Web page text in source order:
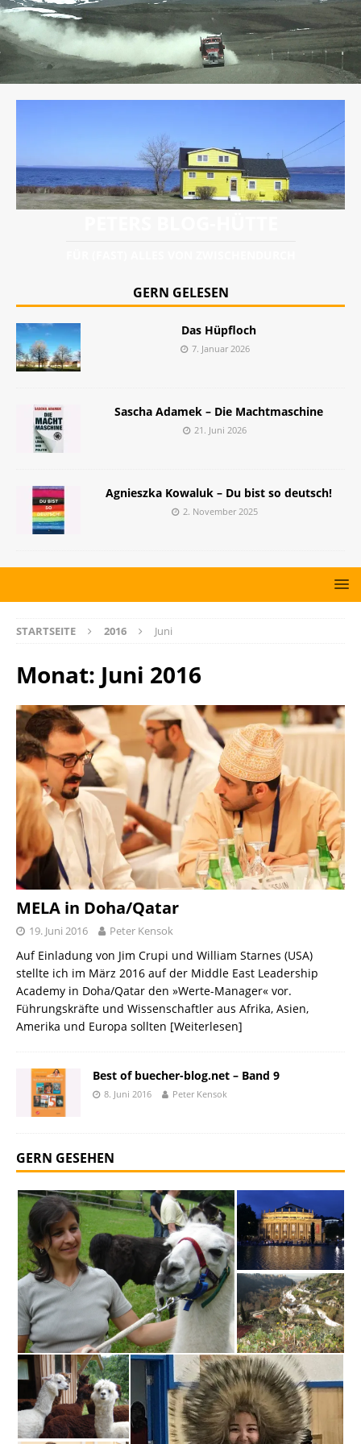
GERN GELESEN
Das Hüpfloch
7. Januar 2026
Sascha Adamek – Die Machtmaschine
21. Juni 2026
Agnieszka Kowaluk – Du bist so deutsch!
2. November 2025
STARTSEITE 2016 Juni
Monat: Juni 2016
MELA in Doha/Qatar
19. Juni 2016 Peter Kensok
Auf Einladung von Jim Crupi und William Starnes (USA)
stellte ich im März 2016 auf der Middle East Leadership
Academy in Doha/Qatar den »Werte-Manager« vor.
Führungskräfte und Wissenschaftler aus Afrika, Asien,
Amerika und Europa sollten [Weiterlesen]
Best of buecher-blog.net – Band 9
8. Juni 2016 Peter Kensok
GERN GESEHEN